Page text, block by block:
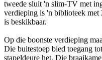
tweede sluit 'n slim-TV met
verdieping is 'n biblioteek met
is beskikbaar.
Op die boonste verdieping
Die buitestoep bied toegang
stapeldeure het. Die